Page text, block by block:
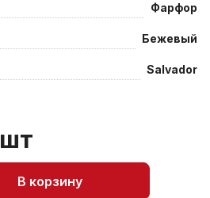
Фарфор
Бежевый
Salvador
шт
В корзину